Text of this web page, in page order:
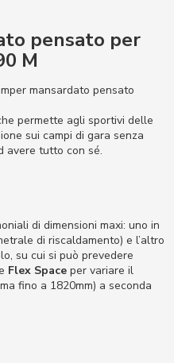
pensato per
M
mansardato pensato
permette agli sportivi delle
sui campi di gara senza
avere tutto con sé.
di dimensioni maxi: uno in
di riscaldamento) e l’altro
su cui si può prevedere
Flex Space per variare il
fino a 1820mm) a seconda